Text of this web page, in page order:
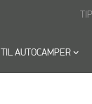
TIL AUTOCAMPERkeyboard_arrow_down